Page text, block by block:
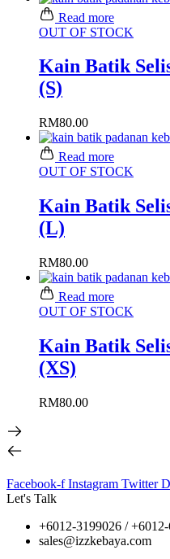
Read more
OUT OF STOCK
Kain Batik
(S)
RM80.00
Read more
OUT OF STOCK
Kain Batik
(L)
RM80.00
Read more
OUT OF STOCK
Kain Batik
(XS)
RM80.00
Facebook-f Instagram Twitter
Let's Talk
+6012-3199026 / +6
sales@izzkebaya.com